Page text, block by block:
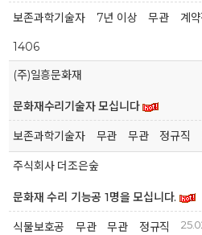
보존과학기술자 7년 이상 무관 계
1406
(주)일흥문화재
문화재수리기술자 모십니다
보존과학기술자 무관 무관 정규직
주식회사 더조은숲
문화재 수리 기능공 1명을 모십니다.
식물보호공 무관 무관 정규직